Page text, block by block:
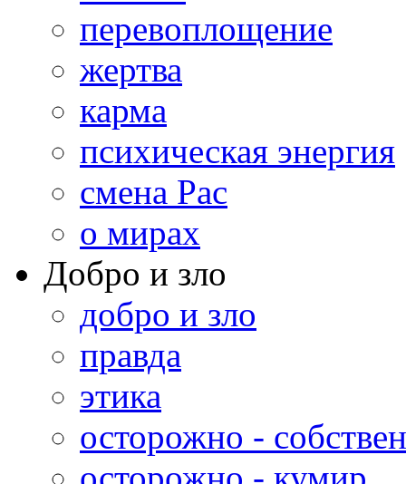
перевоплощение
жертва
карма
психическая энергия
смена Рас
о мирах
Добро и зло
добро и зло
правда
этика
осторожно -